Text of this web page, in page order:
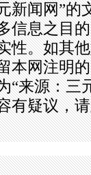
闻网”的
信息之目
性。如其
本网注明
“来源：三
有疑议，